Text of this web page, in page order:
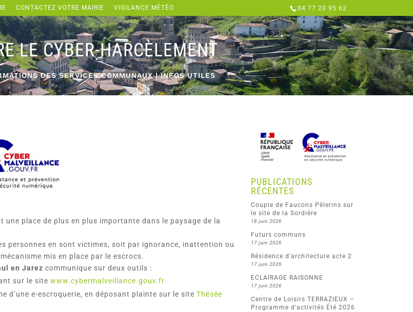
04 77 20 95 62
CONTACTEZ VOTRE MAIRIE VIGILANCE MÉTÉO
LE CYBER-HARCÈLEMENT
DES SERVICES COMMUNAUX|INFOS UTILES
une place de plus en plus importante dans le paysage de la
personnes en sont victimes, soit par ignorance, inattention ou
mis en place par le escrocs.
en Jarez communique sur deux outils :
sur le site www.cybermalveillance.gouv.fr
d’une e-escroquerie, en déposant plainte sur le site Thésée
PUBLICATIONS
RÉCENTES
Couple de Faucons Pèlerins sur
le site de la Sordière
18 juin 2026
Futurs communs
17 juin 2026
Résidence d’architecture acte 2
17 juin 2026
ECLAIRAGE RAISONNE
17 juin 2026
Centre de Loisirs TERRAZIEUX –
Programme d’activités Été 2026